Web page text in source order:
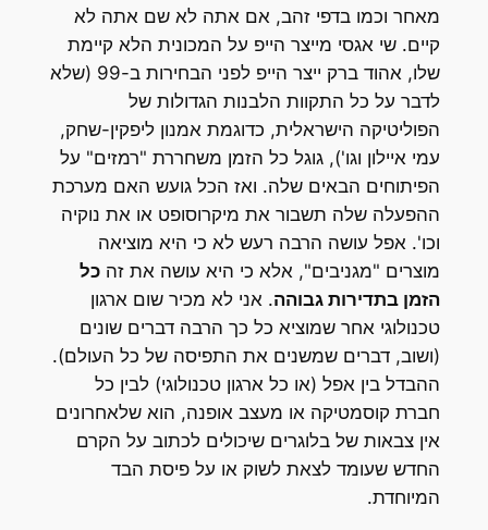
מאחר וכמו בדפי זהב, אם אתה לא שם אתה לא
קיים. שי אגסי מייצר הייפ על המכונית הלא קיימת
שלו, אהוד ברק ייצר הייפ לפני הבחירות ב-99 (שלא
לדבר על כל התקוות הלבנות הגדולות של
הפוליטיקה הישראלית, כדוגמת אמנון ליפקין-שחק,
עמי איילון וגו'), גוגל כל הזמן משחררת "רמזים" על
הפיתוחים הבאים שלה. ואז הכל גועש האם מערכת
ההפעלה שלה תשבור את מיקרוסופט או את נוקיה
וכו'. אפל עושה הרבה רעש לא כי היא מוציאה
מוצרים "מגניבים", אלא כי היא עושה את זה כל
הזמן בתדירות גבוהה. אני לא מכיר שום ארגון
טכנולוגי אחר שמוציא כל כך הרבה דברים שונים
(ושוב, דברים שמשנים את התפיסה של כל העולם).
ההבדל בין אפל (או כל ארגון טכנולוגי) לבין כל
חברת קוסמטיקה או מעצב אופנה, הוא שלאחרונים
אין צבאות של בלוגרים שיכולים לכתוב על הקרם
החדש שעומד לצאת לשוק או על פיסת הבד
המיוחדת.